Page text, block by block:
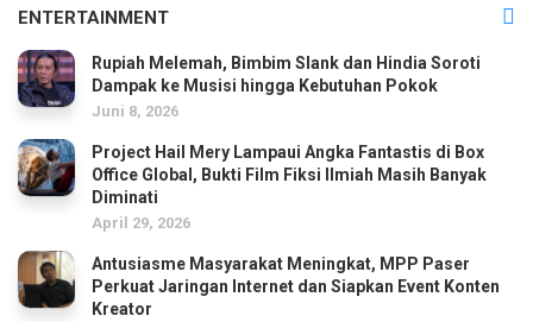
ENTERTAINMENT
Rupiah Melemah, Bimbim Slank dan Hindia Soroti
Dampak ke Musisi hingga Kebutuhan Pokok
Juni 8, 2026
Project Hail Mery Lampaui Angka Fantastis di Box
Office Global, Bukti Film Fiksi Ilmiah Masih Banyak
Diminati
April 29, 2026
Antusiasme Masyarakat Meningkat, MPP Paser
Perkuat Jaringan Internet dan Siapkan Event Konten
Kreator